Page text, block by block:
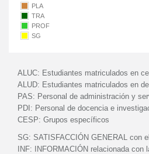
PLA
TRA
PROF
SG
ALUC: Estudiantes matriculados en
ALUD: Estudiantes matriculados en
PAS: Personal de administración y
PDI: Personal de docencia e
CESP: Grupos específicos
SG: SATISFACCIÓN GENERAL con
INF:
INFORMACIÓN relacionada